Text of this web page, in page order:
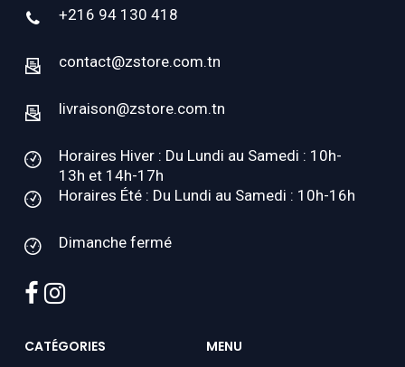
+216 94 130 418
contact@zstore.com.tn
livraison@zstore.com.tn
Horaires Hiver : Du Lundi au Samedi : 10h-
13h et 14h-17h
Horaires Été : Du Lundi au Samedi : 10h-16h
Dimanche fermé
facebook
instagram
CATÉGORIES MENU